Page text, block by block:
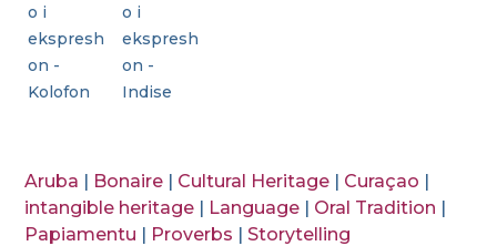
o i
ekspresh
on -
Kolofon
o i
ekspresh
on -
Indise
Aruba | Bonaire | Cultural Heritage | Curaçao |
intangible heritage | Language | Oral Tradition |
Papiamentu | Proverbs | Storytelling